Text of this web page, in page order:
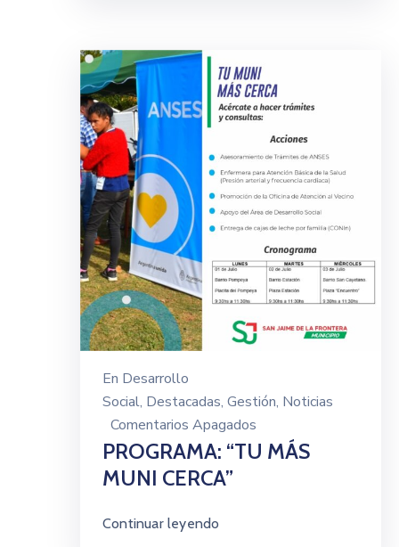
En Desarrollo
Social‚ Destacadas‚ Gestión‚ Noticias
Comentarios Apagados
PROGRAMA: “TU MÁS
MUNI CERCA”
Continuar leyendo